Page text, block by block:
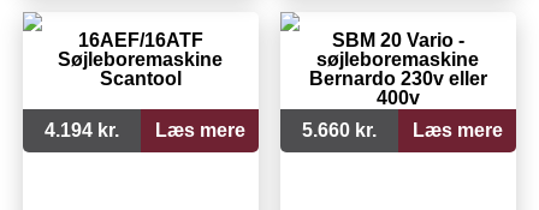
16AEF/16ATF
Søjleboremaskine
Scantool
4.194 kr. Læs mere
SBM 20 Vario -
søjleboremaskine
Bernardo 230v eller
400v
5.660 kr.
Læs mere